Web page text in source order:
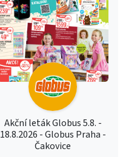
Akční leták Globus 5.8. -
18.8.2026 - Globus Praha -
Čakovice